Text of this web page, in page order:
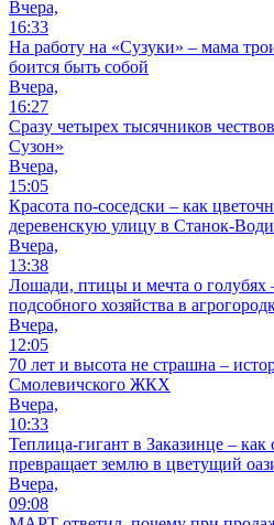
Вчера,
16:33
На работу на «Сузуки» – мама
боится быть собой
Вчера,
16:27
Сразу четырех тысячников
Сузон»
Вчера,
15:05
Красота по-соседски – как
деревенскую улицу в Станок-
Вчера,
13:38
Лошади, птицы и мечта о голубях
подсобного хозяйства в
Вчера,
12:05
70 лет и высота не страшна –
Смолевичского ЖКХ
Вчера,
10:33
Теплица-гигант в Заказинце –
превращает землю в цветущий
Вчера,
09:08